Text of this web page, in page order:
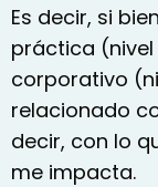
Es decir, si
práctica
corporativo
relacionado
decir, con lo
me impacta.